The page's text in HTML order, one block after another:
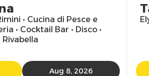
• Cucina di Pesce e
• Cocktail Bar • Disco •
Rivabella
Aug 8, 2026